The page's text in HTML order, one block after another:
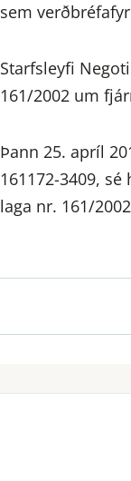
sem
Starfsleyfi
161/2002 um
Þann 25. apríl
161172-3409,
laga nr. 161/